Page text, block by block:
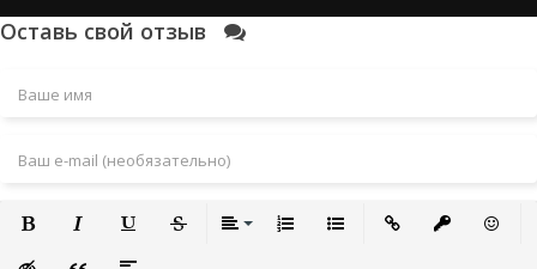
Оставь свой отзыв
Полужирный